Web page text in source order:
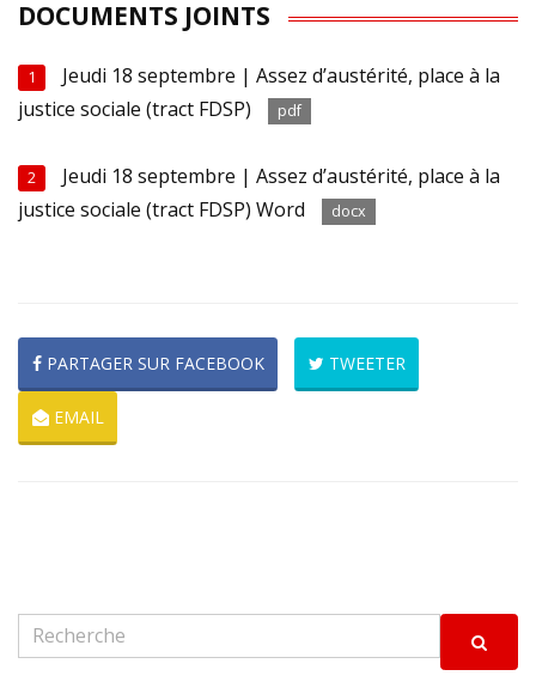
DOCUMENTS JOINTS
1
Jeudi 18 septembre | Assez d’austérité, place à la
justice sociale (tract FDSP)
pdf
2
Jeudi 18 septembre | Assez d’austérité, place à la
justice sociale (tract FDSP) Word
docx
PARTAGER SUR FACEBOOK TWEETER
EMAIL